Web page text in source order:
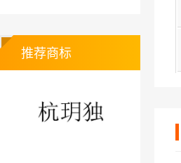
推荐商标